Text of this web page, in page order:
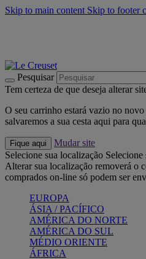
Skip to main content Skip to footer
Pesquisar
Tem certeza de que deseja alterar
O seu carrinho estará vazio no
salvaremos a sua cesta aqui para
Fique aqui
Mudar site
Selecione sua localização Selecione
Alterar sua localização removerá o
comprados on-line só podem ser
EUROPA
ÁSIA / PACÍFICO
AMÉRICA DO NORTE
AMÉRICA DO SUL
MÉDIO ORIENTE
ÁFRICA